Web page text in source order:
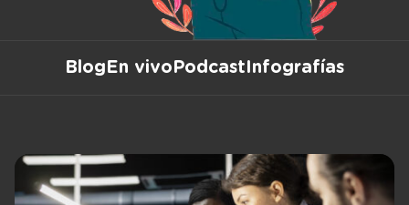
Blog En vivo Podcast Infografías